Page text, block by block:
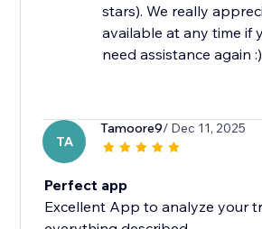
stars). We really
available at any time if
need assistance again :)
TA
Tamoore9/ Dec 11, 2025
Perfect app
Excellent App to analyze your